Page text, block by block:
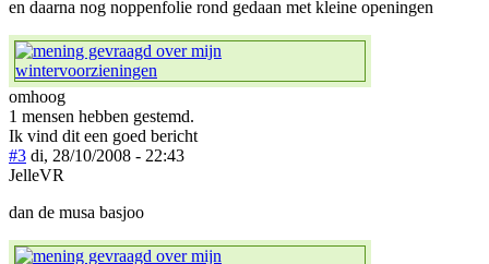
en daarna nog noppenfolie rond gedaan met kleine openingen
omhoog
1 mensen hebben gestemd.
Ik vind dit een goed bericht
#3 di, 28/10/2008 - 22:43
JelleVR
dan de musa basjoo